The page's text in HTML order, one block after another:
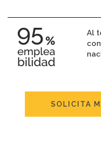
Al
SOLICITA